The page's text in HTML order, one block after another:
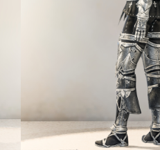
極シタデル・ボズヤ追憶